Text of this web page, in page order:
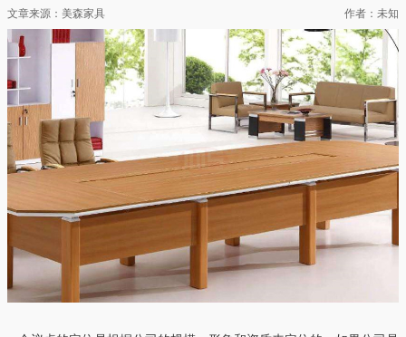
文章来源：美森家具 作者：未知